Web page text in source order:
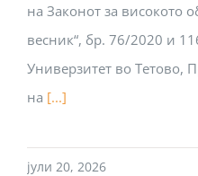
на Законот за високото
весник“, бр. 76/2020 и
Универзитет во Тетово,
на [...]
јули 20, 2026